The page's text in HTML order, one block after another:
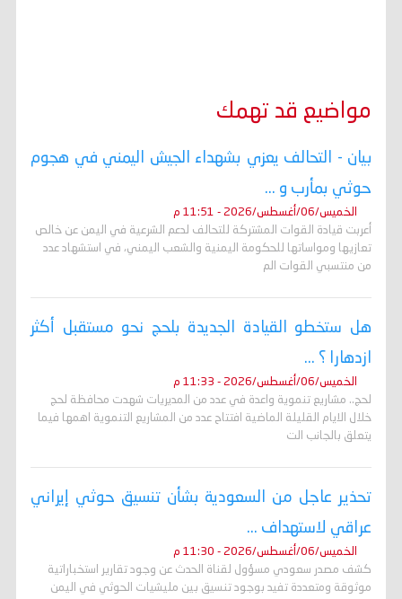
مواضيع قد تهمك
بيان - التحالف يعزي بشهداء الجيش اليمني في هجوم
حوثي بمأرب و ...
الخميس/06/أغسطس/2026 - 11:51 م
أعربت قيادة القوات المشتركة للتحالف لدعم الشرعية في اليمن عن خالص
تعازيها ومواساتها للحكومة اليمنية والشعب اليمني، في استشهاد عدد
من منتسبي القوات الم
هل ستخطو القيادة الجديدة بلحج نحو مستقبل أكثر
ازدهارا ؟ ...
الخميس/06/أغسطس/2026 - 11:33 م
لحج.. مشاريع تنموية واعدة في عدد من المديريات شهدت محافظة لحج
خلال الايام القليلة الماضية افتتاح عدد من المشاريع التنموية اهمها فيما
يتعلق بالجانب الت
تحذير عاجل من السعودية بشأن تنسيق حوثي إيراني
عراقي لاستهداف ...
الخميس/06/أغسطس/2026 - 11:30 م
كشف مصدر سعودي مسؤول لقناة الحدث عن وجود تقارير استخباراتية
موثوقة ومتعددة تفيد بوجود تنسيق بين مليشيات الحوثي في اليمن